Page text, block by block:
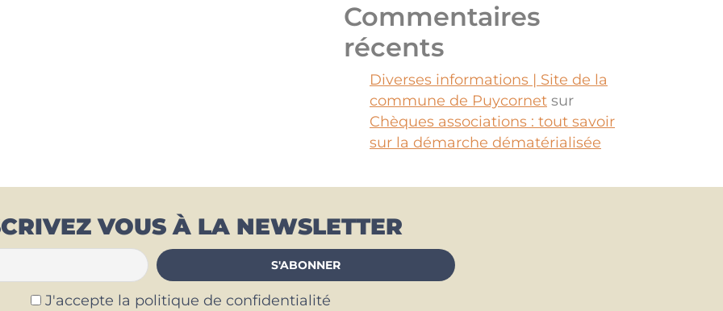
Commentaires
récents
Diverses informations | Site de la
commune de Puycornet sur
Chèques associations : tout savoir
sur la démarche dématérialisée
VOUS À LA NEWSLETTER
J'accepte la politique de confidentialité